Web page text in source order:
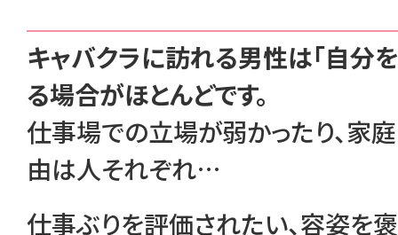
キャバクラに訪れる男性は「自分
る場合がほとんどです。
仕事場での立場が弱かったり、家
由は人それぞれ…
仕事ぶりを評価されたい、容姿を